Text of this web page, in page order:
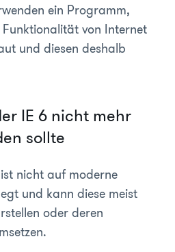
ein Programm,
von Internet
und diesen deshalb
IE 6 nicht mehr
sollte
nicht auf moderne
und kann diese meist
oder deren